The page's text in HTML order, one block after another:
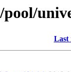
Last